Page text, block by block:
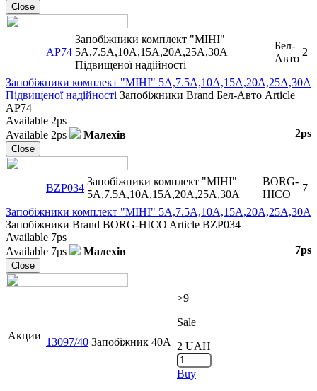
Close
AP74
Запобіжники комплект "МІНІ"
5A,7.5A,10A,15A,20A,25A,30A
Підвищеної надійності
Бел-
Авто
2
Запобіжники комплект "МІНІ" 5A,7.5A,10A,15A,20A,25A,30A
Підвищеної надійності Запобіжники Brand Бел-Авто Article
AP74
Available 2ps
Available 2ps Малехів 2ps
Close
BZP034
Запобіжники комплект "МІНІ"
5A,7.5A,10A,15A,20A,25A,30A
BORG-
HICO
7
Запобіжники комплект "МІНІ" 5A,7.5A,10A,15A,20A,25A,30A
Запобіжники Brand BORG-HICO Article BZP034
Available 7ps
Available 7ps Малехів 7ps
Close
Акции
13097/40 Запобіжник 40A
>9
Sale
2 UAH
Buy